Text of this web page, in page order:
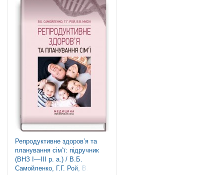
Репродуктивне здоров’я та
планування сім’ї: підручник
(ВНЗ І—ІІІ р. а.) / В.Б.
Самойленко, Г.Г. Рой, В.В.